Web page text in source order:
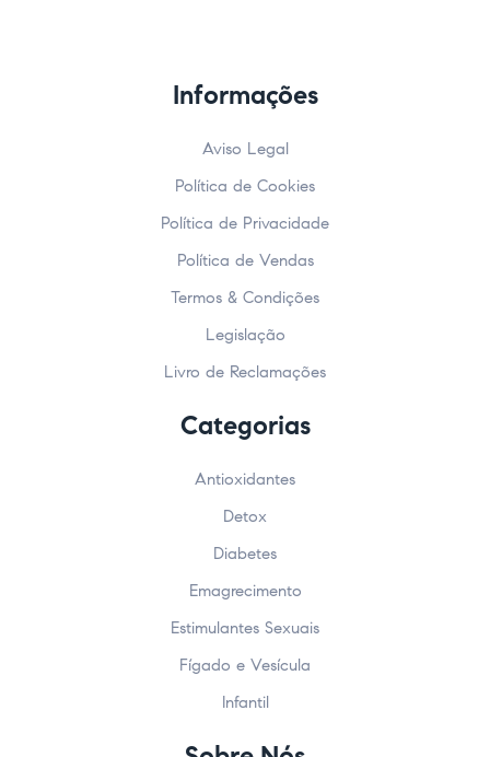
Informações
Aviso Legal
Política de Cookies
Política de Privacidade
Política de Vendas
Termos & Condições
Legislação
Livro de Reclamações
Categorias
Antioxidantes
Detox
Diabetes
Emagrecimento
Estimulantes Sexuais
Fígado e Vesícula
Infantil